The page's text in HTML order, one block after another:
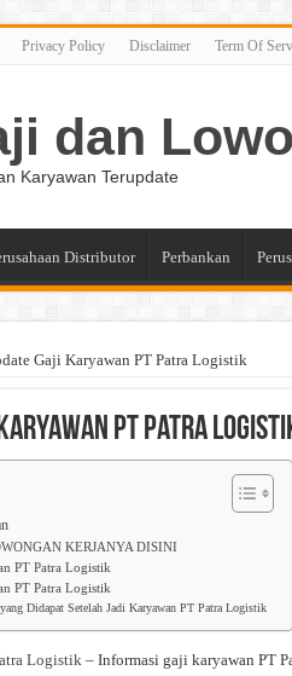
Privacy Policy Disclaimer Term Of
dan
Karyawan Terupdate
Distributor Perbankan
Gaji Karyawan PT Patra Logistik
PT Patra
KERJANYA DISINI
PT Patra Logistik
PT Patra Logistik
Didapat Setelah Jadi Karyawan PT Patra Logistik
Logistik– Informasi gaji karyawan PT